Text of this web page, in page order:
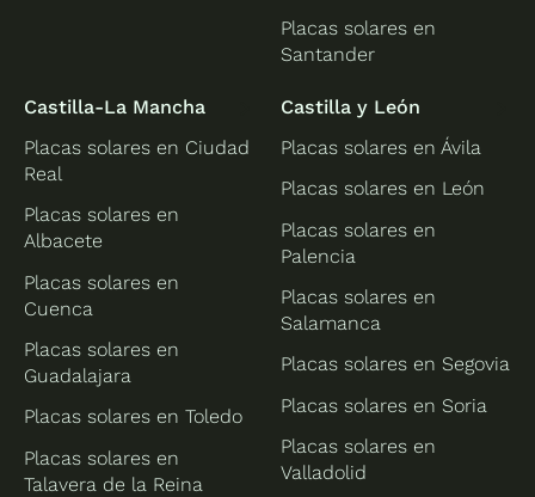
Placas solares en
Santander
Castilla-La Mancha
Placas solares en Ciudad
Real
Placas solares en
Albacete
Placas solares en
Cuenca
Placas solares en
Guadalajara
Placas solares en Toledo
Placas solares en
Talavera de la Reina
Castilla y León
Placas solares en Ávila
Placas solares en León
Placas solares en
Palencia
Placas solares en
Salamanca
Placas solares en Segovia
Placas solares en Soria
Placas solares en
Valladolid